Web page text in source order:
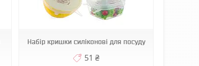
Набір кришки силіконові для посуду
51 ₴